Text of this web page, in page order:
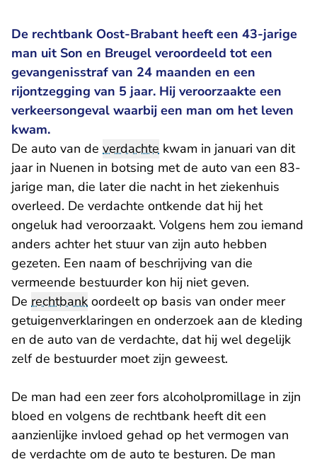
De rechtbank Oost-Brabant heeft een 43-jarige
man uit Son en Breugel veroordeeld tot een
gevangenisstraf van 24 maanden en een
rijontzegging van 5 jaar. Hij veroorzaakte een
verkeersongeval waarbij een man om het leven
kwam.
De auto van de verdachte kwam in januari van dit
jaar in Nuenen in botsing met de auto van een 83-
jarige man, die later die nacht in het ziekenhuis
overleed. De verdachte ontkende dat hij het
ongeluk had veroorzaakt. Volgens hem zou iemand
anders achter het stuur van zijn auto hebben
gezeten. Een naam of beschrijving van die
vermeende bestuurder kon hij niet geven.
De rechtbank oordeelt op basis van onder meer
getuigenverklaringen en onderzoek aan de kleding
en de auto van de verdachte, dat hij wel degelijk
zelf de bestuurder moet zijn geweest.
De man had een zeer fors alcoholpromillage in zijn
bloed en volgens de rechtbank heeft dit een
aanzienlijke invloed gehad op het vermogen van
de verdachte om de auto te besturen. De man